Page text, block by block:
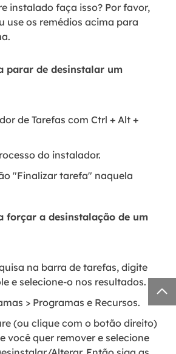
instalado faça isso? Por favor,
use os remédios acima para
parar de desinstalar um
de Tarefas com Ctrl + Alt +
do instalador.
"Finalizar tarefa" naquela
forçar a desinstalação de um
na barra de tarefas, digite
e selecione-o nos resultados.
> Programas e Recursos.
(ou clique com o botão direito)
você quer remover e selecione
